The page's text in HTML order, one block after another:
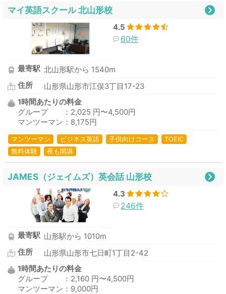
マイ英語スクール 北山形校
4.5
60件
最寄駅 北山形駅から 1540m
住所
山形県山形市江俣3丁目17-23
1時間あたりの料金
グループ ：2,025 円〜4,500円
マンツーマン：8,175円
マンツーマン ビジネス英語 子供向けコース
TOEIC
無料体験
夜も開講
JAMES（ジェイムズ）英会話 山形校
4.3
246件
最寄駅 山形駅から 1010m
住所
山形県山形市七日町1丁目2-42
1時間あたりの料金
グループ ：2,160 円〜4,500円
マンツーマン：9,000円